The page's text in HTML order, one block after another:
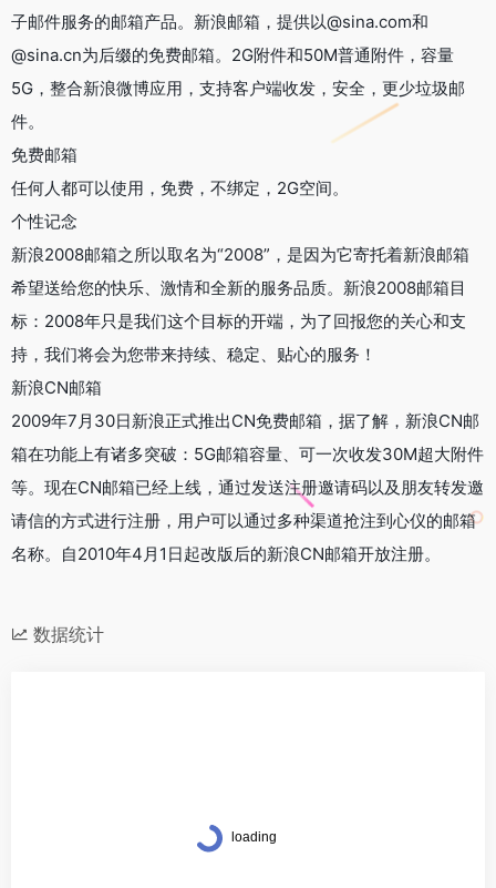
子邮件服务的邮箱产品。新浪邮箱，提供以@sina.com和
@sina.cn为后缀的免费邮箱。2G附件和50M普通附件，容量
5G，整合新浪微博应用，支持客户端收发，安全，更少垃圾邮
件。
免费邮箱
任何人都可以使用，免费，不绑定，2G空间。
个性记念
新浪2008邮箱之所以取名为“2008”，是因为它寄托着新浪邮箱
希望送给您的快乐、激情和全新的服务品质。新浪2008邮箱目
标：2008年只是我们这个目标的开端，为了回报您的关心和支
持，我们将会为您带来持续、稳定、贴心的服务！
新浪CN邮箱
2009年7月30日新浪正式推出CN免费邮箱，据了解，新浪CN邮
箱在功能上有诸多突破：5G邮箱容量、可一次收发30M超大附件
等。现在CN邮箱已经上线，通过发送注册邀请码以及朋友转发邀
请信的方式进行注册，用户可以通过多种渠道抢注到心仪的邮箱
名称。自2010年4月1日起改版后的新浪CN邮箱开放注册。
数据统计